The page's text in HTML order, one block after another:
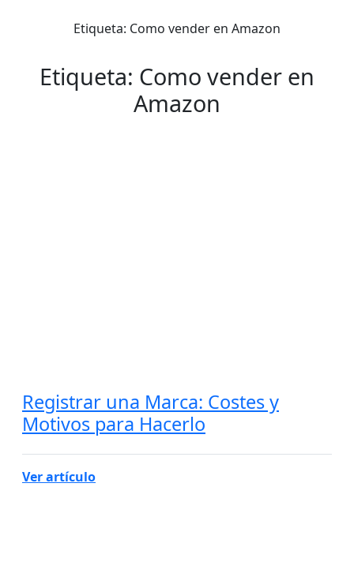
Etiqueta: Como vender en Amazon
Etiqueta: Como vender en
Amazon
Registrar una Marca: Costes y
Motivos para Hacerlo
Ver artículo